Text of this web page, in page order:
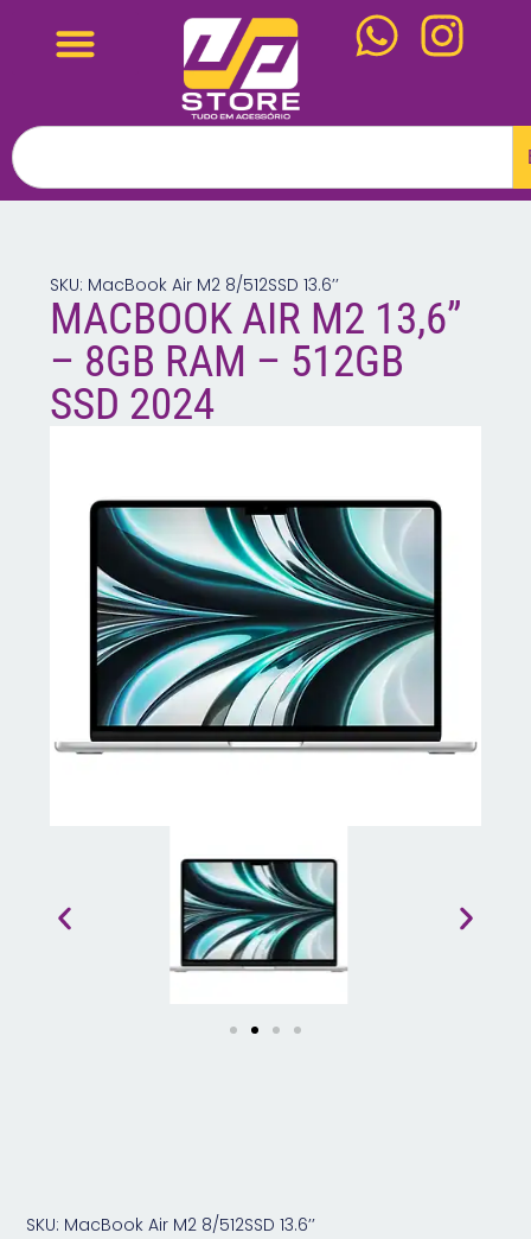
SKU: MacBook Air M2 8/512SSD 13.6’’
SKU: MacBook Air M2 8/512SSD 13.6’’
MACBOOK AIR M2 13,6”
– 8GB RAM – 512GB
SSD 2024